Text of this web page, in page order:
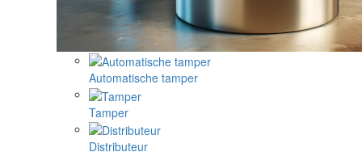
Automatische tamper
Tamper
Distributeur